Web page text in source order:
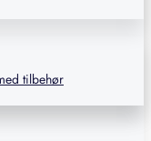
tilbehør